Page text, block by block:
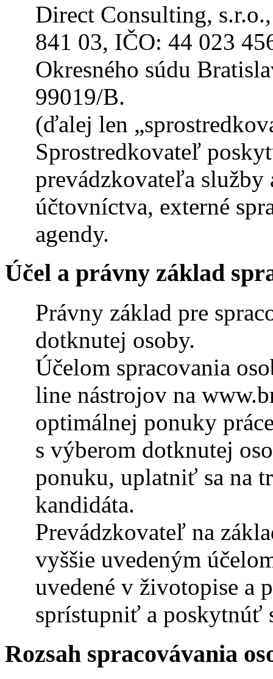
Direct Consulting,
841 03, IČO: 44 023
Okresného súdu
99019/B.
(ďalej len
Sprostredkovateľ
prevádzkovateľa služby
účtovníctva, externé
agendy.
Účel a právny základ
Právny základ pre
dotknutej osoby.
Účelom spracovania
line nástrojov na
optimálnej ponuky
s výberom dotknutej
ponuku, uplatniť sa na
kandidáta.
Prevádzkovateľ na
vyššie uvedeným
uvedené v životopise a
sprístupniť a poskytnúť
Rozsah spracovávania